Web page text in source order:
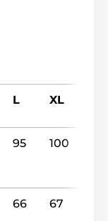
L XL
95 100
66 67